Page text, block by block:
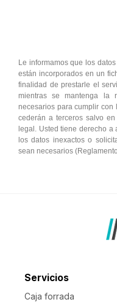
Le informamos que los
están incorporados en un
finalidad de prestarle el
mientras se mantenga la
necesarios para cumplir
cederán a terceros salvo
legal. Usted tiene derecho a
los datos inexactos o
sean necesarios
Servicios
Caja forrada